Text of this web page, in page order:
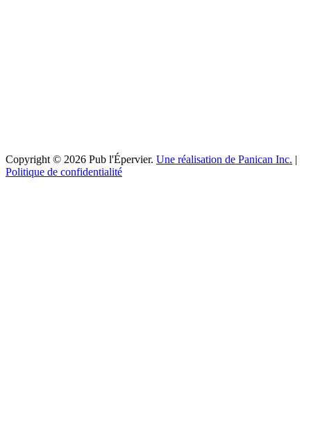
Copyright © 2026 Pub l'Épervier. Une réalisation de Panican Inc. |
Politique de confidentialité